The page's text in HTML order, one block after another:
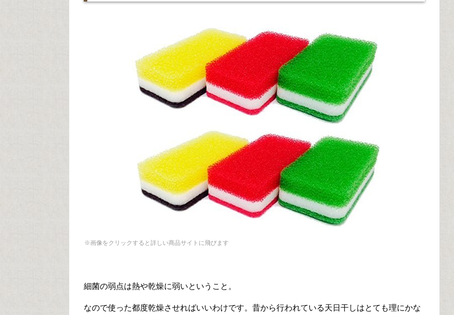
※画像をクリックすると詳しい商品サイトに飛びます
細菌の弱点は熱や乾燥に弱いということ。
なので使った都度乾燥させればいいわけです。昔から行われている天日干しはとても理にかな